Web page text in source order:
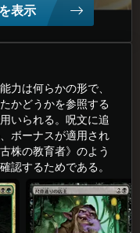
表示
力は何らかの形で、
かどうかを参照する
いられる。呪文に追
ボーナスが適用され
株の教育者》のよう
認するためである。
)育(いく)者(しゃ)尺(しゃっ)骨(こつ)通(どお)りの